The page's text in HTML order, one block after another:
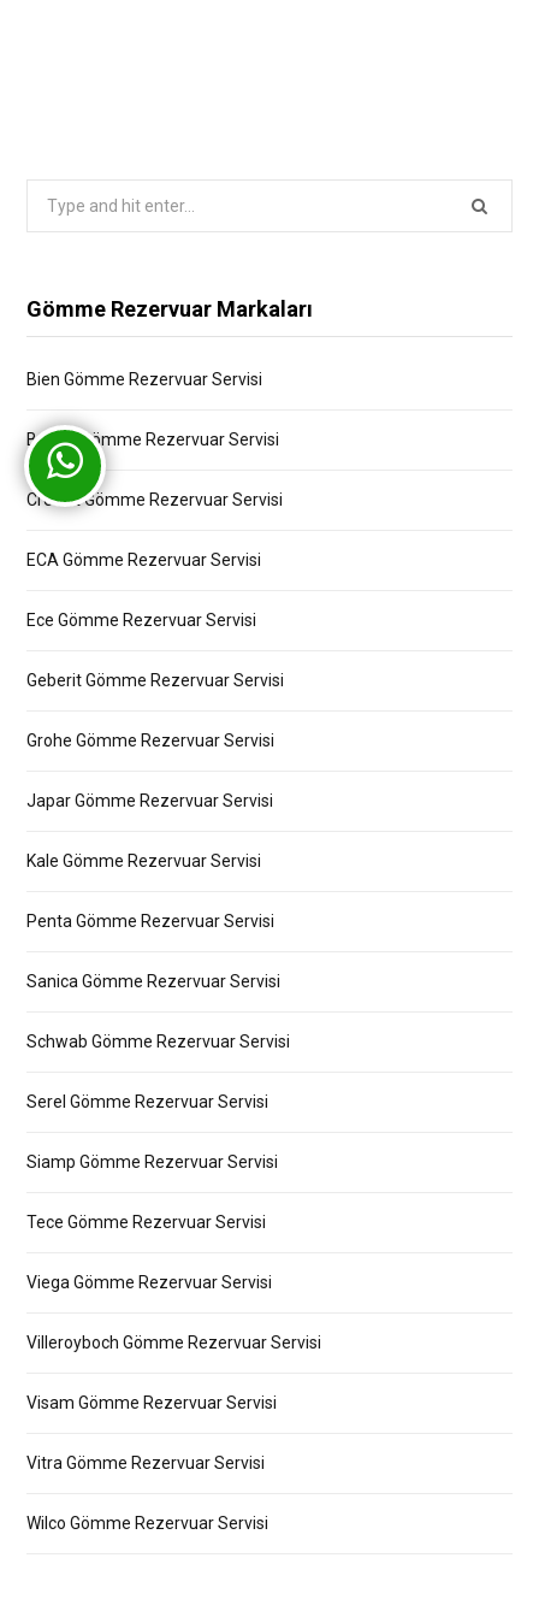
Gömme Rezervuar Markaları
Bien Gömme Rezervuar Servisi
Bocchi Gömme Rezervuar Servisi
Creavit Gömme Rezervuar Servisi
ECA Gömme Rezervuar Servisi
Ece Gömme Rezervuar Servisi
Geberit Gömme Rezervuar Servisi
Grohe Gömme Rezervuar Servisi
Japar Gömme Rezervuar Servisi
Kale Gömme Rezervuar Servisi
Penta Gömme Rezervuar Servisi
Sanica Gömme Rezervuar Servisi
Schwab Gömme Rezervuar Servisi
Serel Gömme Rezervuar Servisi
Siamp Gömme Rezervuar Servisi
Tece Gömme Rezervuar Servisi
Viega Gömme Rezervuar Servisi
Villeroyboch Gömme Rezervuar Servisi
Visam Gömme Rezervuar Servisi
Vitra Gömme Rezervuar Servisi
Wilco Gömme Rezervuar Servisi